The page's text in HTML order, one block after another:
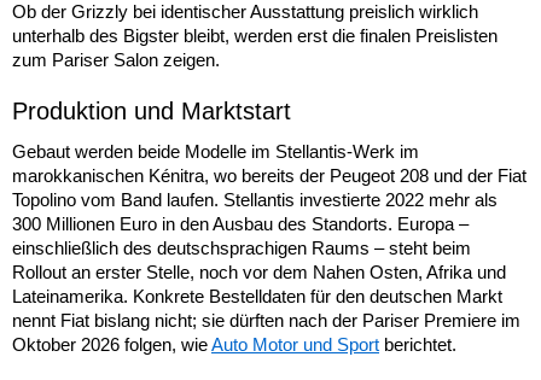
Ob der Grizzly bei identischer Ausstattung preislich wirklich
unterhalb des Bigster bleibt, werden erst die finalen Preislisten
zum Pariser Salon zeigen.
Produktion und Marktstart
Gebaut werden beide Modelle im Stellantis-Werk im
marokkanischen Kénitra, wo bereits der Peugeot 208 und der Fiat
Topolino vom Band laufen. Stellantis investierte 2022 mehr als
300 Millionen Euro in den Ausbau des Standorts. Europa –
einschließlich des deutschsprachigen Raums – steht beim
Rollout an erster Stelle, noch vor dem Nahen Osten, Afrika und
Lateinamerika. Konkrete Bestelldaten für den deutschen Markt
nennt Fiat bislang nicht; sie dürften nach der Pariser Premiere im
Oktober 2026 folgen, wieAuto Motor und Sport berichtet.